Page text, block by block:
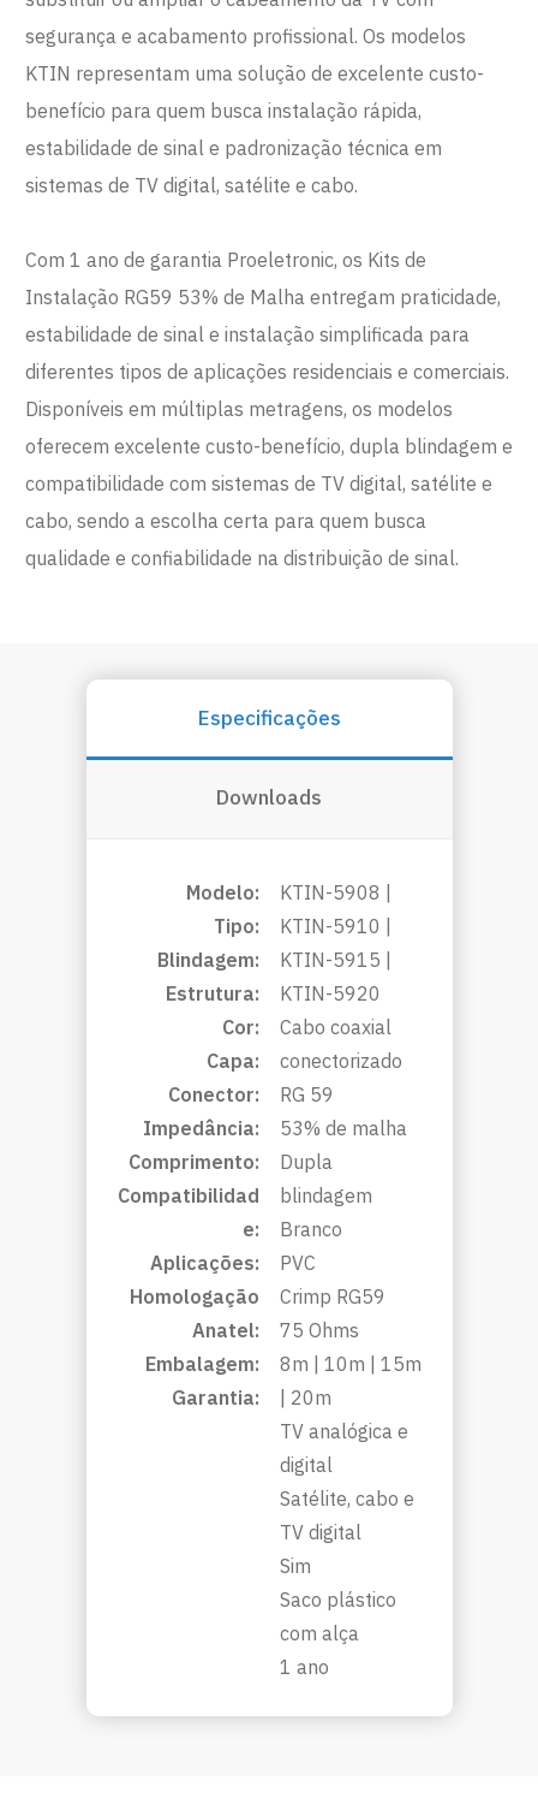
segurança e acabamento profissional. Os modelos
KTIN representam uma solução de excelente custo-
benefício para quem busca instalação rápida,
estabilidade de sinal e padronização técnica em
sistemas de TV digital, satélite e cabo.
Com 1 ano de garantia Proeletronic, os Kits de
Instalação RG59 53% de Malha entregam praticidade,
estabilidade de sinal e instalação simplificada para
diferentes tipos de aplicações residenciais e comerciais.
Disponíveis em múltiplas metragens, os modelos
oferecem excelente custo-benefício, dupla blindagem e
compatibilidade com sistemas de TV digital, satélite e
cabo, sendo a escolha certa para quem busca
qualidade e confiabilidade na distribuição de sinal.
Especificações
Downloads
Modelo:
Tipo:
Blindagem:
Estrutura:
Cor:
Capa:
Conector:
Impedância:
Comprimento:
Compatibilidad
e:
Aplicações:
Homologação
Anatel:
Embalagem:
Garantia:
KTIN-5908 |
KTIN-5910 |
KTIN-5915 |
KTIN-5920
Cabo coaxial
conectorizado
RG 59
53% de malha
Dupla
blindagem
Branco
PVC
Crimp RG59
75 Ohms
8m | 10m | 15m
| 20m
TV analógica e
digital
Satélite, cabo e
TV digital
Sim
Saco plástico
com alça
1 ano